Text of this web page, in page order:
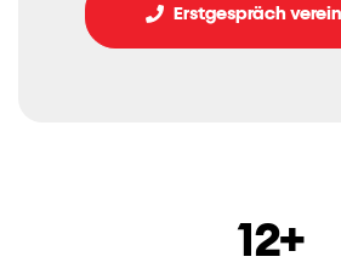
Erstgespräch
12+